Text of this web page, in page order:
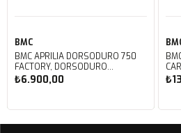
BMC
BMC APRILIA DORSODURO 750
FACTORY, DORSODURO
900, SHIVER 750 GT, SHIVER
750 KUTU İÇİ PERFORMANS
₺6.900,00